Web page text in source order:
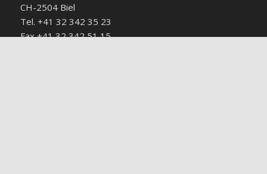
CH-2504 Biel
Tel. +41 32 342 35 23
Fax +41 32 342 51 15